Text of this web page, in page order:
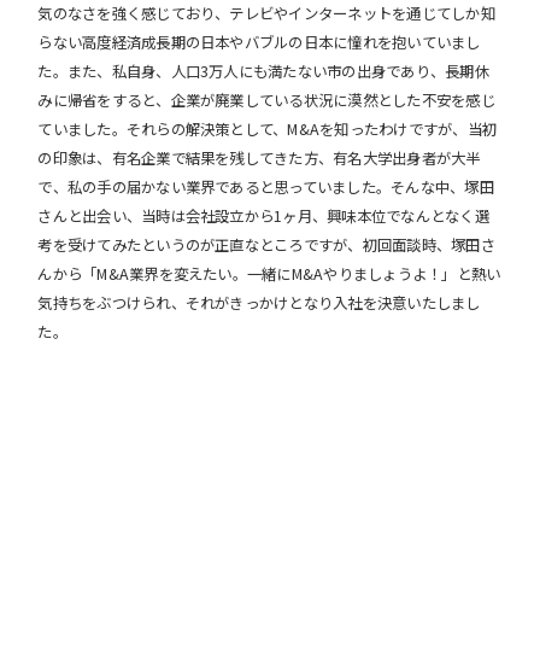
気のなさを強く感じており、テレビやインターネットを通じてしか知
らない高度経済成長期の日本やバブルの日本に憧れを抱いていまし
た。また、私自身、人口3万人にも満たない市の出身であり、長期休
みに帰省をすると、企業が廃業している状況に漠然とした不安を感じ
ていました。それらの解決策として、M&Aを知ったわけですが、当初
の印象は、有名企業で結果を残してきた方、有名大学出身者が大半
で、私の手の届かない業界であると思っていました。そんな中、塚田
さんと出会い、当時は会社設立から1ヶ月、興味本位でなんとなく選
考を受けてみたというのが正直なところですが、初回面談時、塚田さ
んから「M&A業界を変えたい。一緒にM&Aやりましょうよ！」と熱い
気持ちをぶつけられ、それがきっかけとなり入社を決意いたしまし
た。